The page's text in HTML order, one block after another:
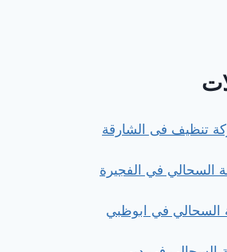
تنظيف فى الشارقة
في الفجيرة
في ابوظبي